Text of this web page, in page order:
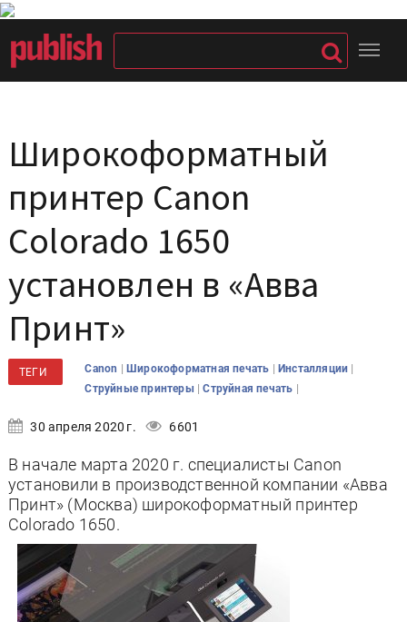
Широкоформатный
принтер Canon
Colorado 1650
установлен в «Авва
Принт»
ТЕГИ Canon | Широкоформатная печать |Инсталляции |
Струйные принтеры |Струйная печать |
30 апреля 2020 г. 6601
В начале марта 2020 г. специалисты Canon
установили в производственной компании «Авва
Принт» (Москва) широкоформатный принтер
Colorado 1650.